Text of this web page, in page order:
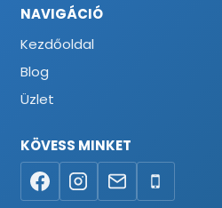
NAVIGÁCIÓ
Kezdőoldal
Blog
Üzlet
KÖVESS MINKET